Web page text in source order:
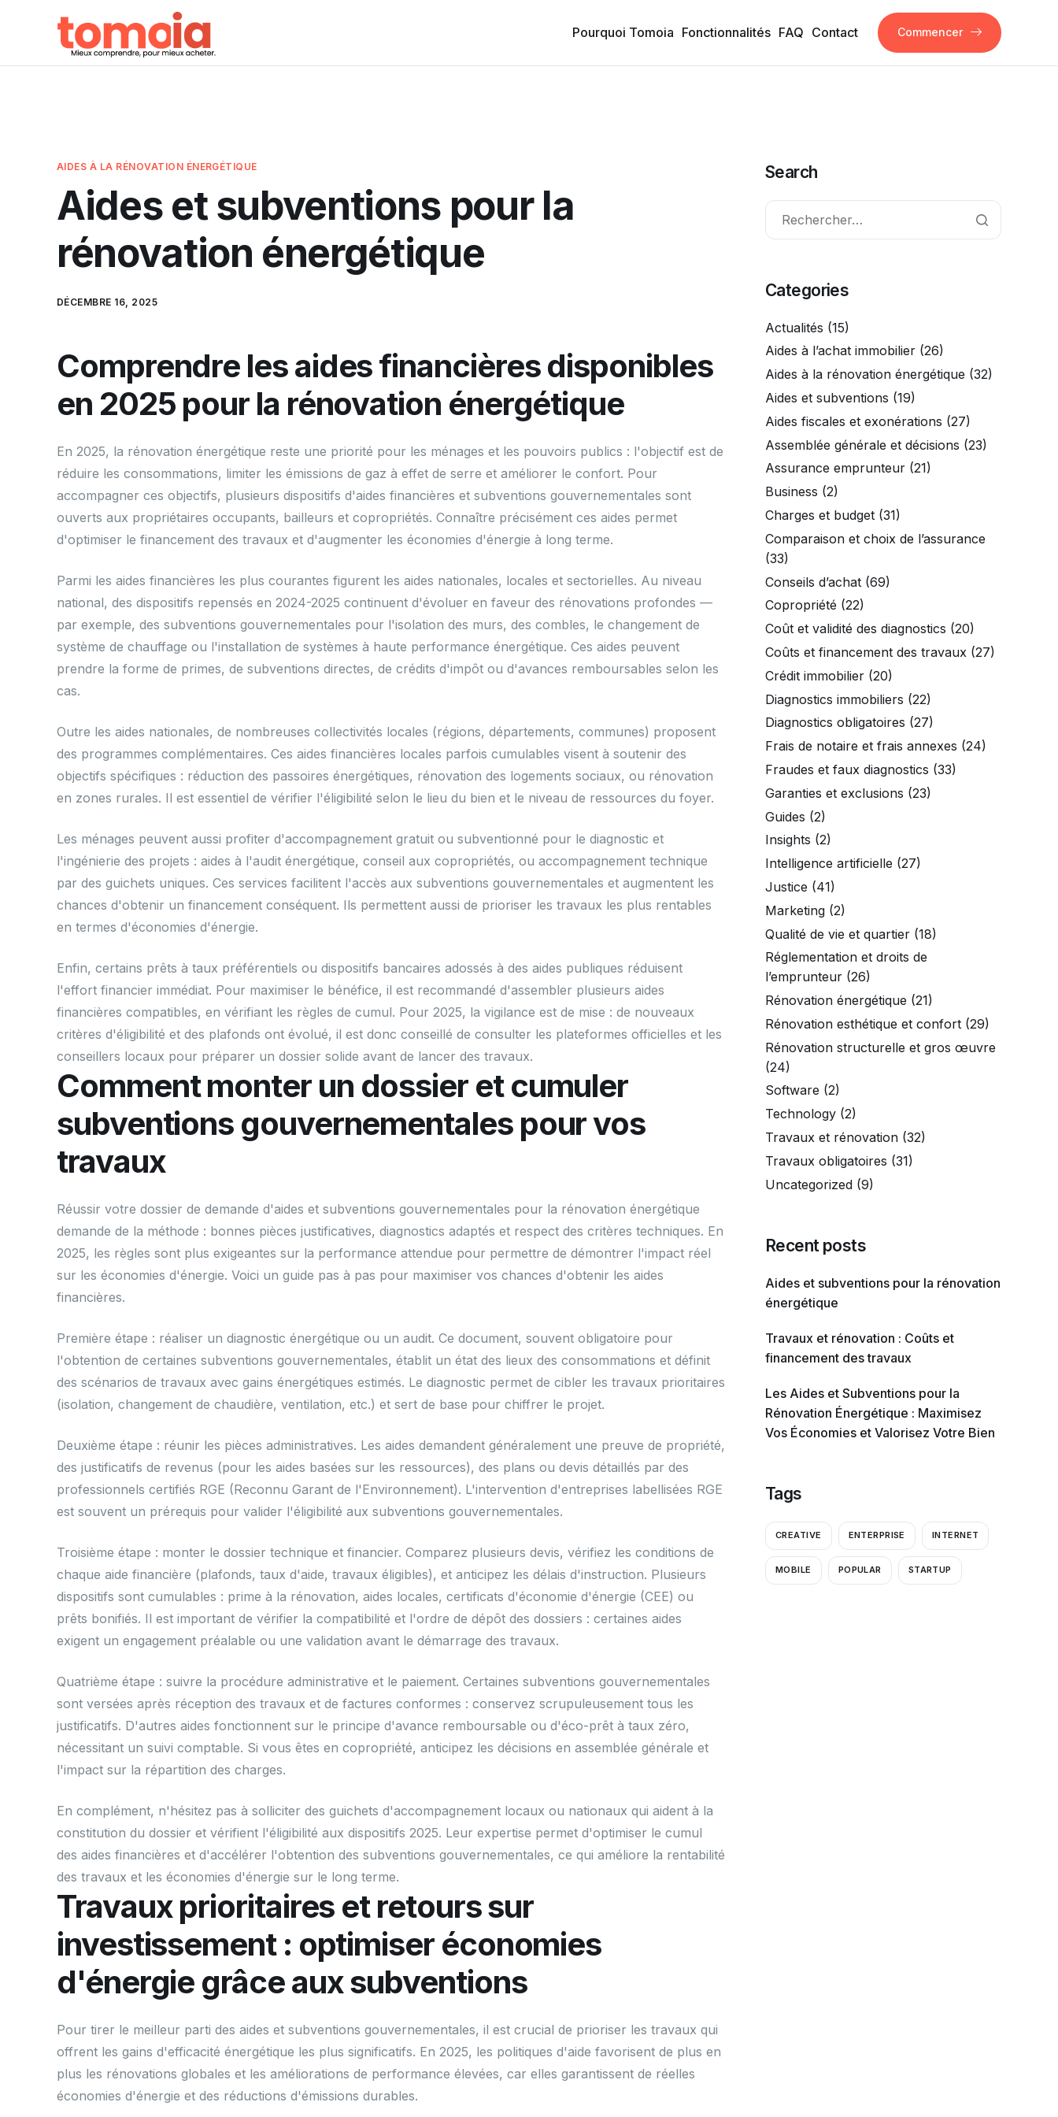
Pourquoi Tomoia Fonctionnalités FAQ Contact Commencer
AIDES À LA RÉNOVATION ÉNERGÉTIQUE
Aides et subventions pour la
rénovation énergétique
DÉCEMBRE 16, 2025
Comprendre les aides financières disponibles
en 2025 pour la rénovation énergétique
En 2025, la rénovation énergétique reste une priorité pour les ménages et les pouvoirs publics : l'objectif est de
réduire les consommations, limiter les émissions de gaz à effet de serre et améliorer le confort. Pour
accompagner ces objectifs, plusieurs dispositifs d'aides financières et subventions gouvernementales sont
ouverts aux propriétaires occupants, bailleurs et copropriétés. Connaître précisément ces aides permet
d'optimiser le financement des travaux et d'augmenter les économies d'énergie à long terme.
Parmi les aides financières les plus courantes figurent les aides nationales, locales et sectorielles. Au niveau
national, des dispositifs repensés en 2024-2025 continuent d'évoluer en faveur des rénovations profondes —
par exemple, des subventions gouvernementales pour l'isolation des murs, des combles, le changement de
système de chauffage ou l'installation de systèmes à haute performance énergétique. Ces aides peuvent
prendre la forme de primes, de subventions directes, de crédits d'impôt ou d'avances remboursables selon les
cas.
Outre les aides nationales, de nombreuses collectivités locales (régions, départements, communes) proposent
des programmes complémentaires. Ces aides financières locales parfois cumulables visent à soutenir des
objectifs spécifiques : réduction des passoires énergétiques, rénovation des logements sociaux, ou rénovation
en zones rurales. Il est essentiel de vérifier l'éligibilité selon le lieu du bien et le niveau de ressources du foyer.
Les ménages peuvent aussi profiter d'accompagnement gratuit ou subventionné pour le diagnostic et
l'ingénierie des projets : aides à l'audit énergétique, conseil aux copropriétés, ou accompagnement technique
par des guichets uniques. Ces services facilitent l'accès aux subventions gouvernementales et augmentent les
chances d'obtenir un financement conséquent. Ils permettent aussi de prioriser les travaux les plus rentables
en termes d'économies d'énergie.
Enfin, certains prêts à taux préférentiels ou dispositifs bancaires adossés à des aides publiques réduisent
l'effort financier immédiat. Pour maximiser le bénéfice, il est recommandé d'assembler plusieurs aides
financières compatibles, en vérifiant les règles de cumul. Pour 2025, la vigilance est de mise : de nouveaux
critères d'éligibilité et des plafonds ont évolué, il est donc conseillé de consulter les plateformes officielles et les
conseillers locaux pour préparer un dossier solide avant de lancer des travaux.
Comment monter un dossier et cumuler
subventions gouvernementales pour vos
travaux
Réussir votre dossier de demande d'aides et subventions gouvernementales pour la rénovation énergétique
demande de la méthode : bonnes pièces justificatives, diagnostics adaptés et respect des critères techniques. En
2025, les règles sont plus exigeantes sur la performance attendue pour permettre de démontrer l'impact réel
sur les économies d'énergie. Voici un guide pas à pas pour maximiser vos chances d'obtenir les aides
financières.
Première étape : réaliser un diagnostic énergétique ou un audit. Ce document, souvent obligatoire pour
l'obtention de certaines subventions gouvernementales, établit un état des lieux des consommations et définit
des scénarios de travaux avec gains énergétiques estimés. Le diagnostic permet de cibler les travaux prioritaires
(isolation, changement de chaudière, ventilation, etc.) et sert de base pour chiffrer le projet.
Deuxième étape : réunir les pièces administratives. Les aides demandent généralement une preuve de propriété,
des justificatifs de revenus (pour les aides basées sur les ressources), des plans ou devis détaillés par des
professionnels certifiés RGE (Reconnu Garant de l'Environnement). L'intervention d'entreprises labellisées RGE
est souvent un prérequis pour valider l'éligibilité aux subventions gouvernementales.
Troisième étape : monter le dossier technique et financier. Comparez plusieurs devis, vérifiez les conditions de
chaque aide financière (plafonds, taux d'aide, travaux éligibles), et anticipez les délais d'instruction. Plusieurs
dispositifs sont cumulables : prime à la rénovation, aides locales, certificats d'économie d'énergie (CEE) ou
prêts bonifiés. Il est important de vérifier la compatibilité et l'ordre de dépôt des dossiers : certaines aides
exigent un engagement préalable ou une validation avant le démarrage des travaux.
Quatrième étape : suivre la procédure administrative et le paiement. Certaines subventions gouvernementales
sont versées après réception des travaux et de factures conformes : conservez scrupuleusement tous les
justificatifs. D'autres aides fonctionnent sur le principe d'avance remboursable ou d'éco-prêt à taux zéro,
nécessitant un suivi comptable. Si vous êtes en copropriété, anticipez les décisions en assemblée générale et
l'impact sur la répartition des charges.
En complément, n'hésitez pas à solliciter des guichets d'accompagnement locaux ou nationaux qui aident à la
constitution du dossier et vérifient l'éligibilité aux dispositifs 2025. Leur expertise permet d'optimiser le cumul
des aides financières et d'accélérer l'obtention des subventions gouvernementales, ce qui améliore la rentabilité
des travaux et les économies d'énergie sur le long terme.
Travaux prioritaires et retours sur
investissement : optimiser économies
d'énergie grâce aux subventions
Pour tirer le meilleur parti des aides et subventions gouvernementales, il est crucial de prioriser les travaux qui
offrent les gains d'efficacité énergétique les plus significatifs. En 2025, les politiques d'aide favorisent de plus en
plus les rénovations globales et les améliorations de performance élevées, car elles garantissent de réelles
économies d'énergie et des réductions d'émissions durables.
Search
Categories
Actualités (15)
Aides à l’achat immobilier (26)
Aides à la rénovation énergétique (32)
Aides et subventions (19)
Aides fiscales et exonérations (27)
Assemblée générale et décisions (23)
Assurance emprunteur (21)
Business (2)
Charges et budget (31)
Comparaison et choix de l’assurance
(33)
Conseils d’achat (69)
Copropriété (22)
Coût et validité des diagnostics (20)
Coûts et financement des travaux (27)
Crédit immobilier (20)
Diagnostics immobiliers (22)
Diagnostics obligatoires (27)
Frais de notaire et frais annexes (24)
Fraudes et faux diagnostics (33)
Garanties et exclusions (23)
Guides (2)
Insights (2)
Intelligence artificielle (27)
Justice (41)
Marketing (2)
Qualité de vie et quartier (18)
Réglementation et droits de
l’emprunteur (26)
Rénovation énergétique (21)
Rénovation esthétique et confort (29)
Rénovation structurelle et gros œuvre
(24)
Software (2)
Technology (2)
Travaux et rénovation (32)
Travaux obligatoires (31)
Uncategorized (9)
Recent posts
Aides et subventions pour la rénovation
énergétique
Travaux et rénovation : Coûts et
financement des travaux
Les Aides et Subventions pour la
Rénovation Énergétique : Maximisez
Vos Économies et Valorisez Votre Bien
Tags
CREATIVE ENTERPRISE INTERNET
MOBILE POPULAR STARTUP